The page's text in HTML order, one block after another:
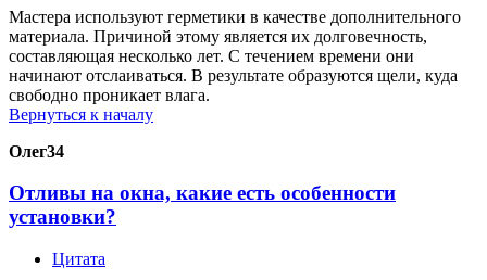
Мастера используют герметики в качестве дополнительного
материала. Причиной этому является их долговечность,
составляющая несколько лет. С течением времени они
начинают отслаиваться. В результате образуются щели, куда
свободно проникает влага.
Вернуться к началу
Олег34
Отливы на окна, какие есть особенности
установки?
Цитата